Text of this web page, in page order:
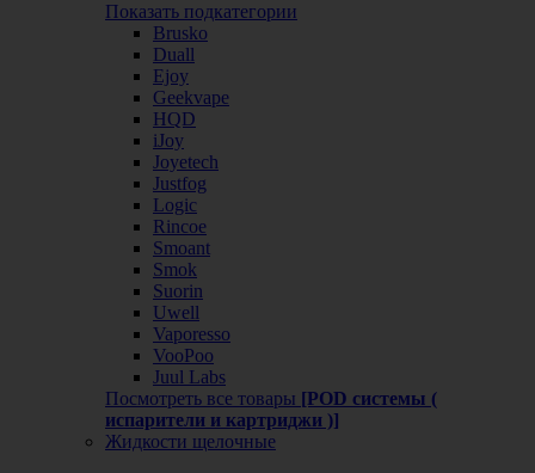
Показать подкатегории
Brusko
Duall
Ejoy
Geekvape
HQD
iJoy
Joyetech
Justfog
Logic
Rincoe
Smoant
Smok
Suorin
Uwell
Vaporesso
VooPoo
Juul Labs
Посмотреть все товары [POD системы (
испарители и картриджи )]
Жидкости щелочные